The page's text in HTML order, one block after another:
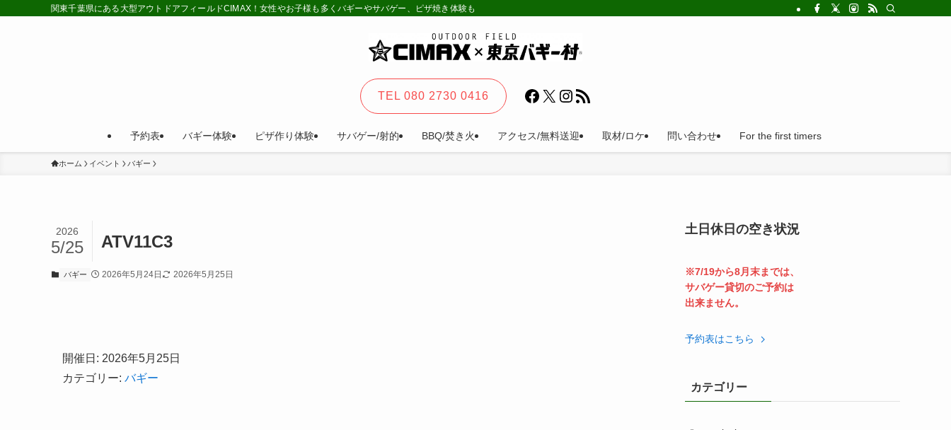
関東千葉県にある大型アウトドアフィールドCIMAX！女性やお子様も多くバギーやサバゲー、ピザ焼き体験も。カーステイ、キャンプ等一日楽しめる!法人の福利厚生利用にとても便利。
予約表 バギー体験 ピザ作り体験 サバゲー/射的 BBQ/焚き火 アクセス/無料送迎 取材/ロケ 問い合わせ For the first timers
TEL 080 2730 0416 Facebook
X Instagram
RSS フィード
ホーム イベント バギー
ATV11C3
2026
5/25
バギー 2026年5月24日 2026年5月25日
開催日: 2026年5月25日
カテゴリー: バギー
土日休日の空き状況
※7/19から8月末までは、
サバゲー貸切のご予約は
出来ません。
予約表はこちら
カテゴリー